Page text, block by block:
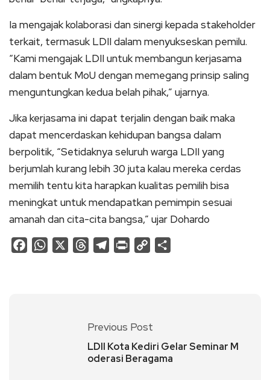
Ia mengajak kolaborasi dan sinergi kepada stakeholder
terkait, termasuk LDII dalam menyukseskan pemilu.
“Kami mengajak LDII untuk membangun kerjasama
dalam bentuk MoU dengan memegang prinsip saling
menguntungkan kedua belah pihak,” ujarnya.
Jika kerjasama ini dapat terjalin dengan baik maka
dapat mencerdaskan kehidupan bangsa dalam
berpolitik, “Setidaknya seluruh warga LDII yang
berjumlah kurang lebih 30 juta kalau mereka cerdas
memilih tentu kita harapkan kualitas pemilih bisa
meningkat untuk mendapatkan pemimpin sesuai
amanah dan cita-cita bangsa,” ujar Dohardo
FacebookWhatsApp ThreadsTelegram
Print
Copy
Previous Post
LDII Kota Kediri Gelar Seminar M
oderasi Beragama